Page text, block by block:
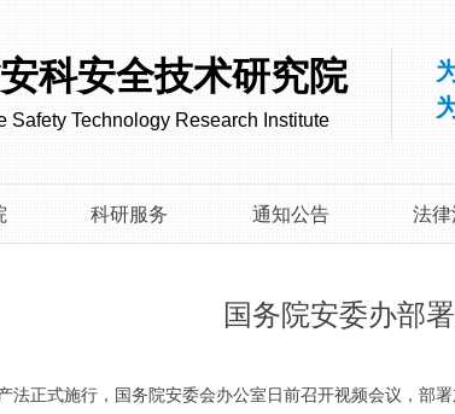
科安全技术研究院
Safety Technology Research Institute
科研服务 通知公告 法
国务院安委办部
法正式施行，国务院安委会办公室日前召开视频会议，部